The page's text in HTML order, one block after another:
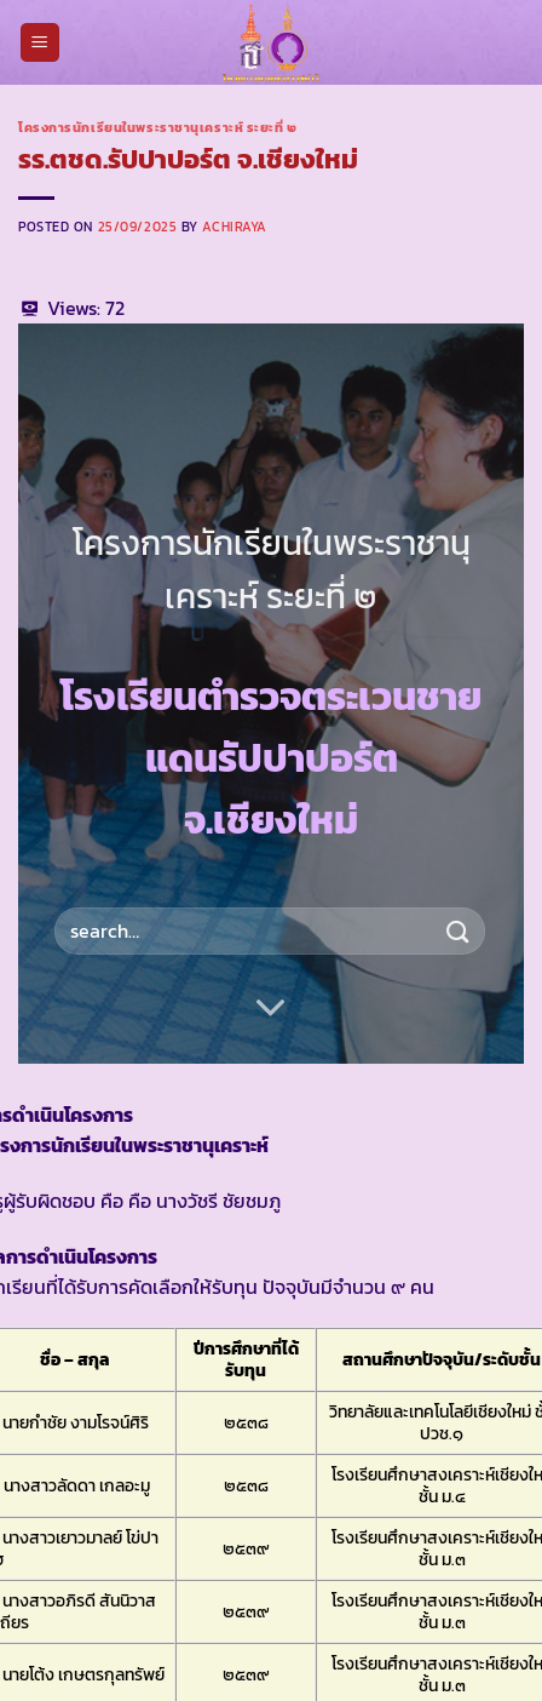
โครงการนักเรียนในพระราชานุเคราะห์ ระยะที่ ๒
รร.ตชด.รัปปาปอร์ต จ.เชียงใหม่
POSTED ON 25/09/2025 BYACHIRAYA
Views:72
โครงการนักเรียนในพระราชานุ
เคราะห์ ระยะที่ ๒
โรงเรียนตำรวจตระเวนชาย
แดนรัปปาปอร์ต
จ.เชียงใหม่
ดำเนินโครงการ
งการนักเรียนในพระราชานุเคราะห์
รับผิดชอบ คือ คือ นางวัชรี ชัยชมภู
ารดำเนินโครงการ
รียนที่ได้รับการคัดเลือกให้รับทุน ปัจจุบันมีจำนวน ๙ คน
ชื่อ – สกุล
ปีการศึกษาที่ได้
รับทุน
สถานศึกษาปัจจุบัน/ระดับชั้น
ายกำชัย งามโรจน์ศิริ ๒๕๓๘
วิทยาลัยและเทคโนโลยีเชียงใหม่
ปวช.๑
างสาวลัดดา เกลอะมู
๒๕๓๘
โรงเรียนศึกษาสงเคราะห์เชียงใ
ชั้น ม.๔
างสาวเยาวมาลย์ โข่ปา
๒๕๓๙
โรงเรียนศึกษาสงเคราะห์เชียงใ
ชั้น ม.๓
างสาวอภิรดี สันนิวาส
ยร
๒๕๓๙
โรงเรียนศึกษาสงเคราะห์เชียงใ
ชั้น ม.๓
ายโต้ง เกษตรกุลทรัพย์
๒๕๓๙
โรงเรียนศึกษาสงเคราะห์เชียงใ
ชั้น ม.๓